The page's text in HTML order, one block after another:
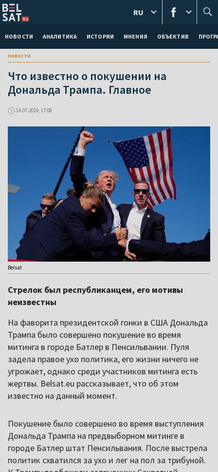
НОВОСТИ АНАЛИТИКА ИСТОРИИ МНЕНИЯ ОБЪЕКТИВ
RU
новости
Что известно о покушении на
Дональда Трампа. Главное
14.07.2024, 17:08
Belsat
Стрелок был республиканцем, его мотивы
неизвестны
На фаворита президентской гонки в США Дональда
Трампа было совершено покушение во время
митинга в городе Батлер в Пенсильвании. Пуля
задела правое ухо политика, его жизни ничего не
угрожает, однако среди участников митинга есть
жертвы. Belsat.eu рассказывает, что об этом
известно на данный момент.
Покушение было совершено во время выступления
Дональда Трампа на предвыборном митинге в
городе Батлер штат Пенсильвания. После выстрела
политик схватился за ухо и лег на пол за трибуной.